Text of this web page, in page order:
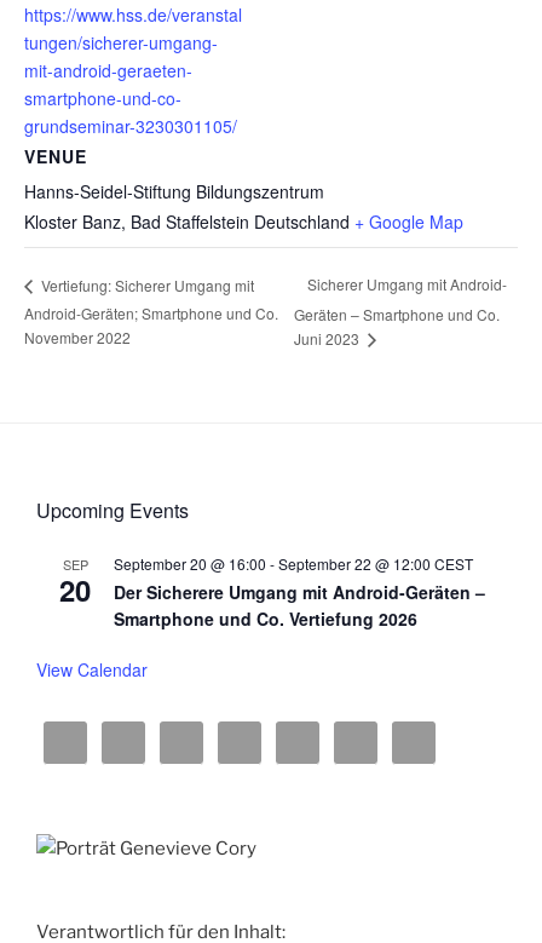
https://www.hss.de/veranstal
tungen/sicherer-umgang-
mit-android-geraeten-
smartphone-und-co-
grundseminar-3230301105/
VENUE
Hanns-Seidel-Stiftung Bildungszentrum
Kloster Banz, Bad Staffelstein Deutschland + Google Map
Vertiefung: Sicherer Umgang mit
Android-Geräten; Smartphone und Co.
November 2022
Sicherer Umgang mit Android-
Geräten – Smartphone und Co.
Juni 2023
Upcoming Events
SEP
20
September 20 @ 16:00 -September 22 @ 12:00 CEST
Der Sicherere Umgang mit Android-Geräten –
Smartphone und Co. Vertiefung 2026
View Calendar
Verantwortlich für den Inhalt: